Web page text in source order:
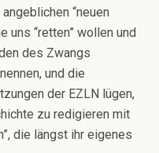
“neuen
uns “retten” wollen und
des Zwangs
und die
der EZLN lügen,
zu redigieren mit
die längst ihr eigenes